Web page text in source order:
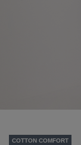
COTTON COMFORT